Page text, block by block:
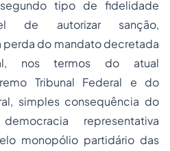
tipo de fidelidade
de autorizar sanção,
do mandato decretada
nos termos do atual
Tribunal Federal e do
simples consequência do
representativa
monopólio partidário das